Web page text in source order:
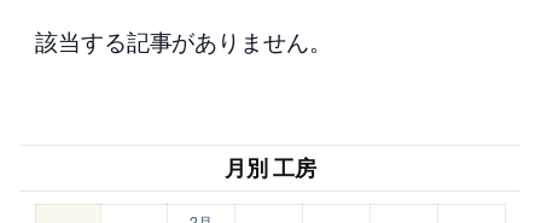
該当する記事がありません。
月別 工房